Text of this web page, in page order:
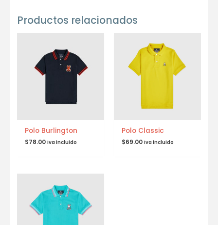
Productos relacionados
Polo Burlington
$78.00 Iva incluido
Polo Classic
$69.00 Iva incluido